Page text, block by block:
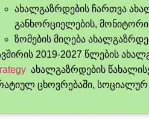
ახალგაზრდების ჩართვა
განხორციელების,
ზომების მიღება
2019-2027 წლების
ახალგაზრდების
ცხოვრებაში,